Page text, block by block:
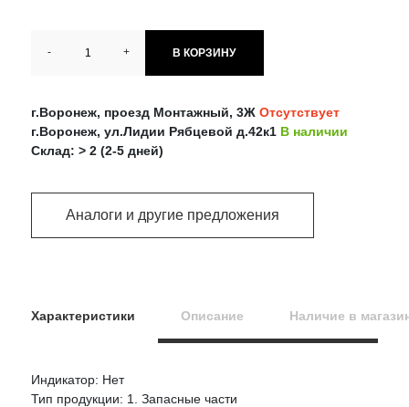
- + В КОРЗИНУ
г.Воронеж, проезд Монтажный, 3Ж Отсутствует
г.Воронеж, ул.Лидии Рябцевой д.42к1 В наличии
Склад: > 2 (2-5 дней)
Аналоги и другие предложения
Характеристики Описание Наличие в
Индикатор: Нет
Тип продукции: 1. Запасные части
НАЛИЧИЕ СРОК ЦЕНА
Оцените товар: